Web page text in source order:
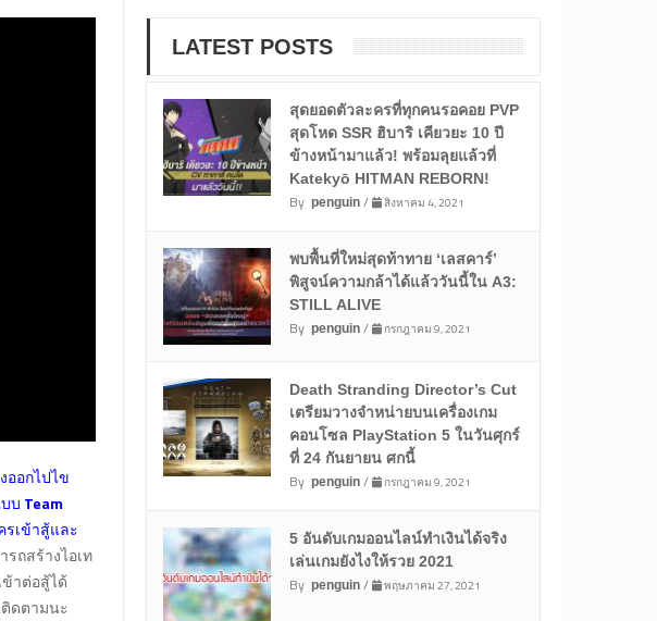
ออกไปไข
บ Team
เข้าสู้และ
รถสร้างไอเท
ข้าต่อสู้ได้
ดตามนะ
LATEST POSTS
สุดยอดตัวละครที่ทุกคนรอคอย PVP
สุดโหด SSR ฮิบาริ เคียวยะ 10 ปี
ข้างหน้ามาแล้ว! พร้อมลุยแล้วที่
Katekyō HITMAN REBORN!
By penguin/ สิงหาคม 4, 2021
พบพื้นที่ใหม่สุดท้าทาย ‘เลสคาร์’
พิสูจน์ความกล้าได้แล้ววันนี้ใน A3:
STILL ALIVE
By penguin/ กรกฎาคม 9, 2021
Death Stranding Director’s Cut
เตรียมวางจำหน่ายบนเครื่องเกม
คอนโซล PlayStation 5 ในวันศุกร์
ที่ 24 กันยายน ศกนี้
By penguin/ กรกฎาคม 9, 2021
5 อันดับเกมออนไลน์ทำเงินได้จริง
เล่นเกมยังไงให้รวย 2021
By penguin/ พฤษภาคม 27, 2021